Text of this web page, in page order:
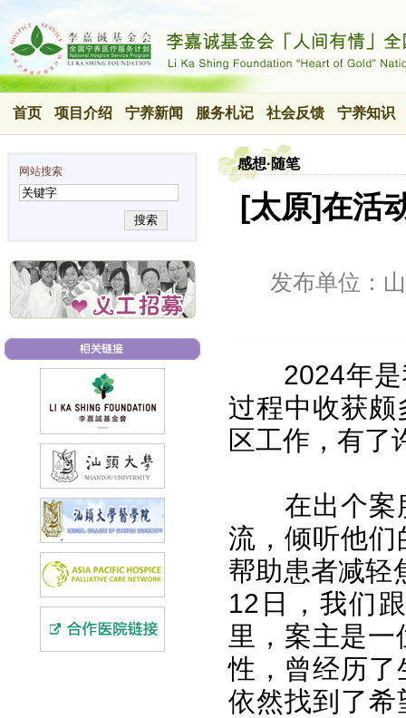
首页 项目介绍 宁养新闻 服务札记 社会反馈 宁养知识
网站搜索
搜索
感想·随笔
[太原]在活
发布单位：
2024年
过程中收获
区工作，有了
在出个案
流，倾听他
帮助患者减轻
12日，我们
里，案主是
性，曾经历
依然找到了